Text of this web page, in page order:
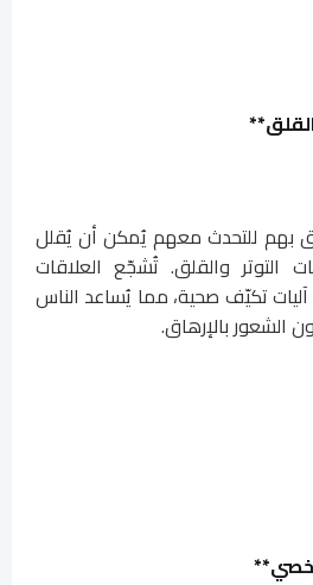
للتحدث معهم يُمكن أن يُقلل
التوتر والقلق. تُشجّع العلاقات
آليات تكيّف صحية، مما يُساعد الناس
الشعور بالإرهاق.